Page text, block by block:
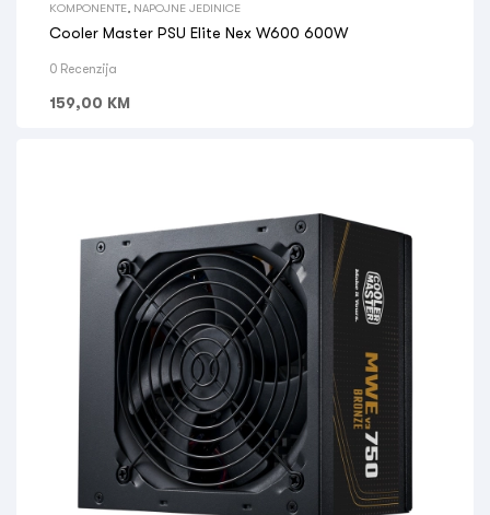
KOMPONENTE NAPOJNE JEDINICE
Cooler Master PSU Elite Nex W600 600W
0 Recenzija
159,00 KM